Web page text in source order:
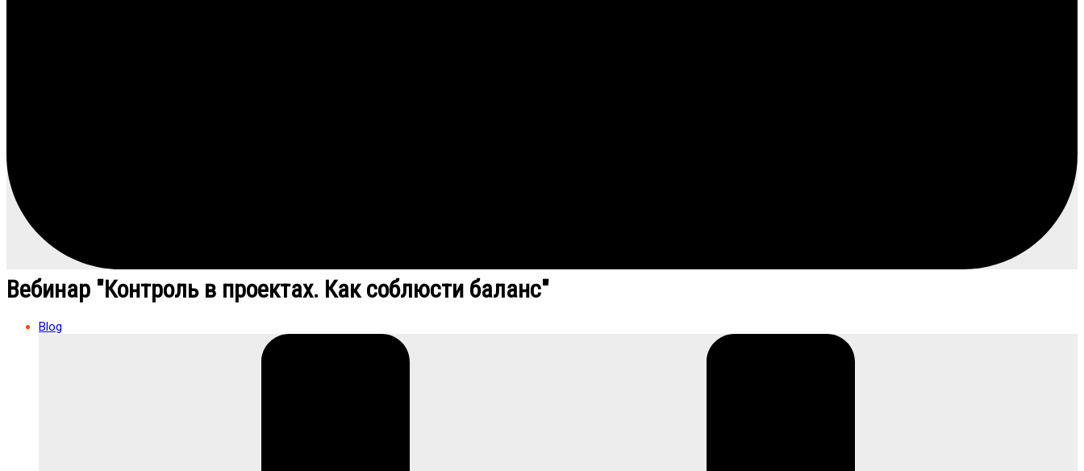
Вебинар "Контроль в проектах. Как соблюсти баланс"
Blog